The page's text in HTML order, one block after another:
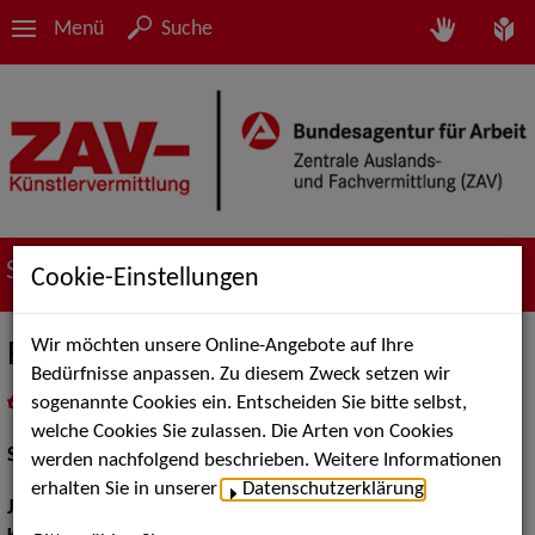
Menü Suche
Suche nach Künstler*innen
Regine Schroeder
als PDF speichern
inMeine Merklistelegen
Schauspiel:Film und TV
Jahrgang:
Cookie-Einstellungen
Wir möchten unsere Online-Angebote auf Ihre
Bedürfnisse anpassen. Zu diesem Zweck setzen wir
sogenannte Cookies ein. Entscheiden Sie bitte selbst,
welche Cookies Sie zulassen. Die Arten von Cookies
werden nachfolgend beschrieben. Weitere Informationen
erhalten Sie in unserer
Datenschutzerklärung